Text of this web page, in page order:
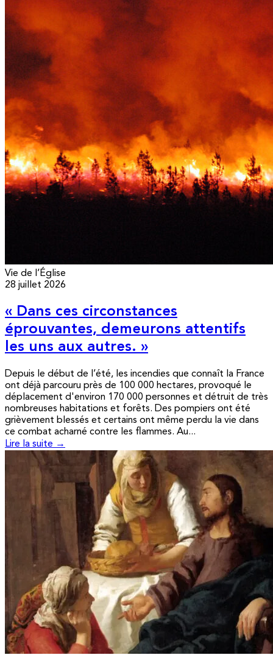
Vie de l’Église
28 juillet 2026
« Dans ces circonstances
éprouvantes, demeurons attentifs
les uns aux autres. »
Depuis le début de l’été, les incendies que connaît la France
ont déjà parcouru près de 100 000 hectares, provoqué le
déplacement d'environ 170 000 personnes et détruit de très
nombreuses habitations et forêts. Des pompiers ont été
grièvement blessés et certains ont même perdu la vie dans
ce combat acharné contre les flammes. Au...
Lire la suite →